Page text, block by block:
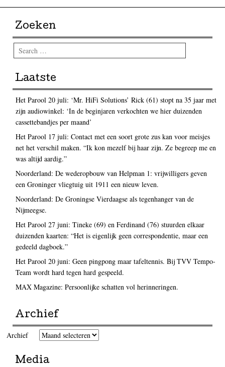
Zoeken
Search
Laatste
Het Parool 20 juli: ‘Mr. HiFi Solutions’ Rick (61) stopt na 35 jaar met
zijn audiowinkel: ‘In de beginjaren verkochten we hier duizenden
cassettebandjes per maand’
Het Parool 17 juli: Contact met een soort grote zus kan voor meisjes
net het verschil maken. “Ik kon mezelf bij haar zijn. Ze begreep me en
was altijd aardig.”
Noorderland: De wederopbouw van Helpman 1: vrijwilligers geven
een Groninger vliegtuig uit 1911 een nieuw leven.
Noorderland: De Groningse Vierdaagse als tegenhanger van de
Nijmeegse.
Het Parool 27 juni: Tineke (69) en Ferdinand (76) stuurden elkaar
duizenden kaarten: “Het is eigenlijk geen correspondentie, maar een
gedeeld dagboek.”
Het Parool 20 juni: Geen pingpong maar tafeltennis. Bij TVV Tempo-
Team wordt hard tegen hard gespeeld.
MAX Magazine: Persoonlijke schatten vol herinneringen.
Archief
Archief
Media